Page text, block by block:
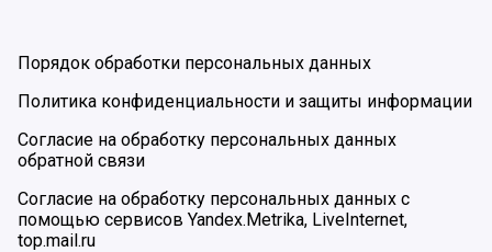
Порядок обработки персональных данных
Политика конфиденциальности и защиты информации
Согласие на обработку персональных данных
обратной связи
Согласие на обработку персональных данных с
помощью сервисов Yandex.Metrika, LiveInternet,
top.mail.ru